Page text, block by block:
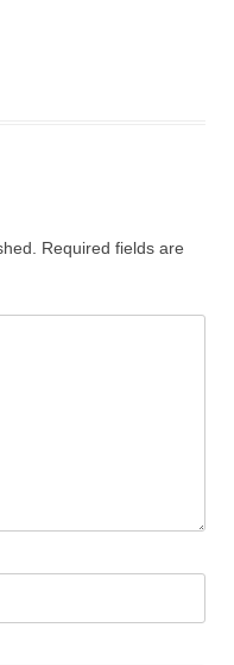
Required fields are